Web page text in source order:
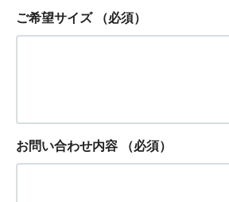
ご希望サイズ （必須）
お問い合わせ内容 （必須）